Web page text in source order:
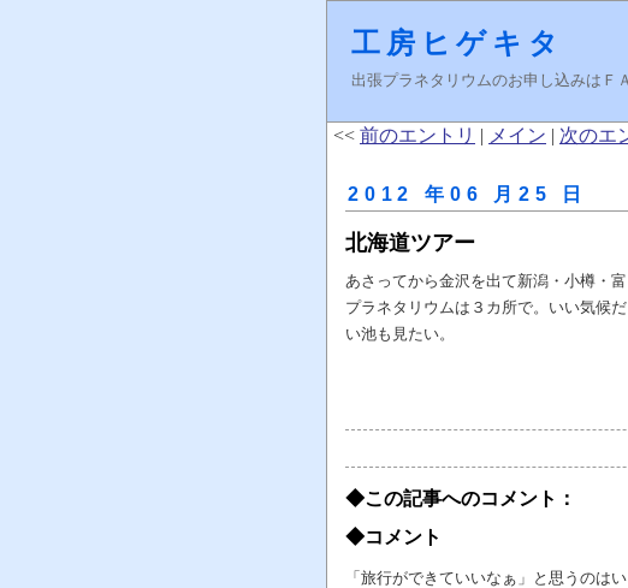
工房ヒゲキタ
出張プラネタリウムのお申し込みは
<< 前のエントリ | メイン | 次のエ
2012 年06 月25 日
北海道ツアー
あさってから金沢を出て新潟・小樽・
プラネタリウムは３カ所で。いい気候
い池も見たい。
◆この記事へのコメント：
◆コメント
「旅行ができていいなぁ」と思うのは